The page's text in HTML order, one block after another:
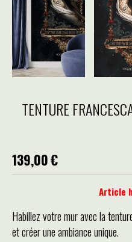
TENTURE
139,00€
Article
Habillez votre mur avec la
et créer une ambiance unique.